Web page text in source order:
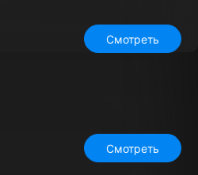
Смотреть
Смотреть